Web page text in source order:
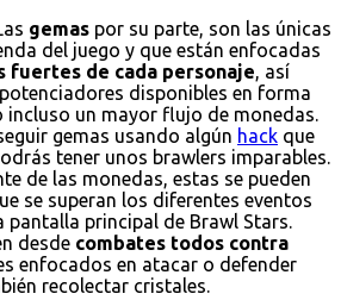
gemas por su parte, son las únicas
del juego y que están enfocadas
fuertes de cada personaje , así
disponibles en forma
incluso un mayor flujo de monedas.
gemas usando algún hack que
tener unos brawlers imparables.
de las monedas, estas se pueden
se superan los diferentes eventos
pantalla principal de Brawl Stars.
desde combates todos contra
enfocados en atacar o defender
recolectar cristales.